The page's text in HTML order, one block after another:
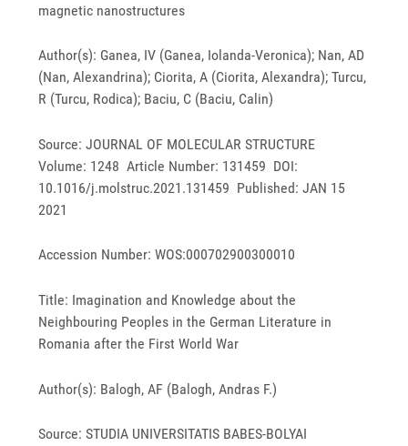
magnetic nanostructures
Author(s): Ganea, IV (Ganea, Iolanda-Veronica); Nan, AD
(Nan, Alexandrina); Ciorita, A (Ciorita, Alexandra); Turcu,
R (Turcu, Rodica); Baciu, C (Baciu, Calin)
Source: JOURNAL OF MOLECULAR STRUCTURE
Volume: 1248 Article Number: 131459 DOI:
10.1016/j.molstruc.2021.131459 Published: JAN 15
2021
Accession Number: WOS:000702900300010
Title: Imagination and Knowledge about the
Neighbouring Peoples in the German Literature in
Romania after the First World War
Author(s): Balogh, AF (Balogh, Andras F.)
Source: STUDIA UNIVERSITATIS BABES-BOLYAI